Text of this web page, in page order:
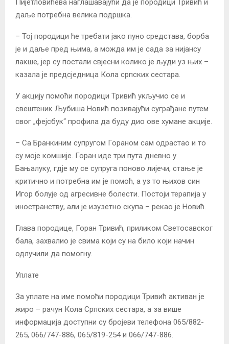
Пијетловићева наглашавајући да је породици Тривић и
даље потребна велика подршка.
– Тој породици ће требати јако пуно средстава, борба
је и даље пред њима, а можда им је сада за нијансу
лакше, јер су постали свјесни колико је људи уз њих –
казала је предсједница Кола српских сестара.
У акцију помоћи породици Тривић укључио се и
свештеник Љубиша Новић позивајући суграђане путем
свог „фејсбук“ профила да буду дио ове хумане акције.
– Са Бранкиним супругом Гораном сам одрастао и то
су моје комшије. Горан иде три пута дневно у
Бањалуку, гдје му се супруга поново лијечи, стање је
критично и потребна им је помоћ, а уз то њихов син
Игор болује од агресивне болести. Постоји терапија у
иностранству, али је изузетно скупа – рекао је Новић.
Глава породице, Горан Тривић, приликом Светосавског
бала, захвалио је свима који су на било који начин
одлучили да помогну.
Уплате
За уплате на име помоћи породици Тривић активан је
жиро – рачун Кола Српских сестара, а за више
информација доступни су бројеви телефона 065/882-
265, 066/747-886, 065/819-254 и 066/747-886.